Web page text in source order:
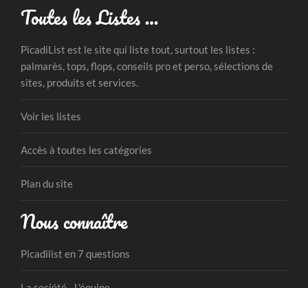
Toutes les Listes …
PicadiList est le site qui liste tout, surtout les listes :
palmarès, tops, flops, conseils pro et perso, sélections de
sites, produits et services.
Voir les listes
Accès à toutes les catégories
Plan du site
Nous connaître
Picadilist en 7 questions